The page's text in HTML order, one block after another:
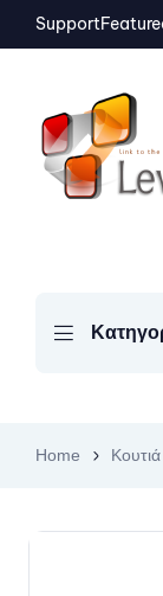
Support
Home